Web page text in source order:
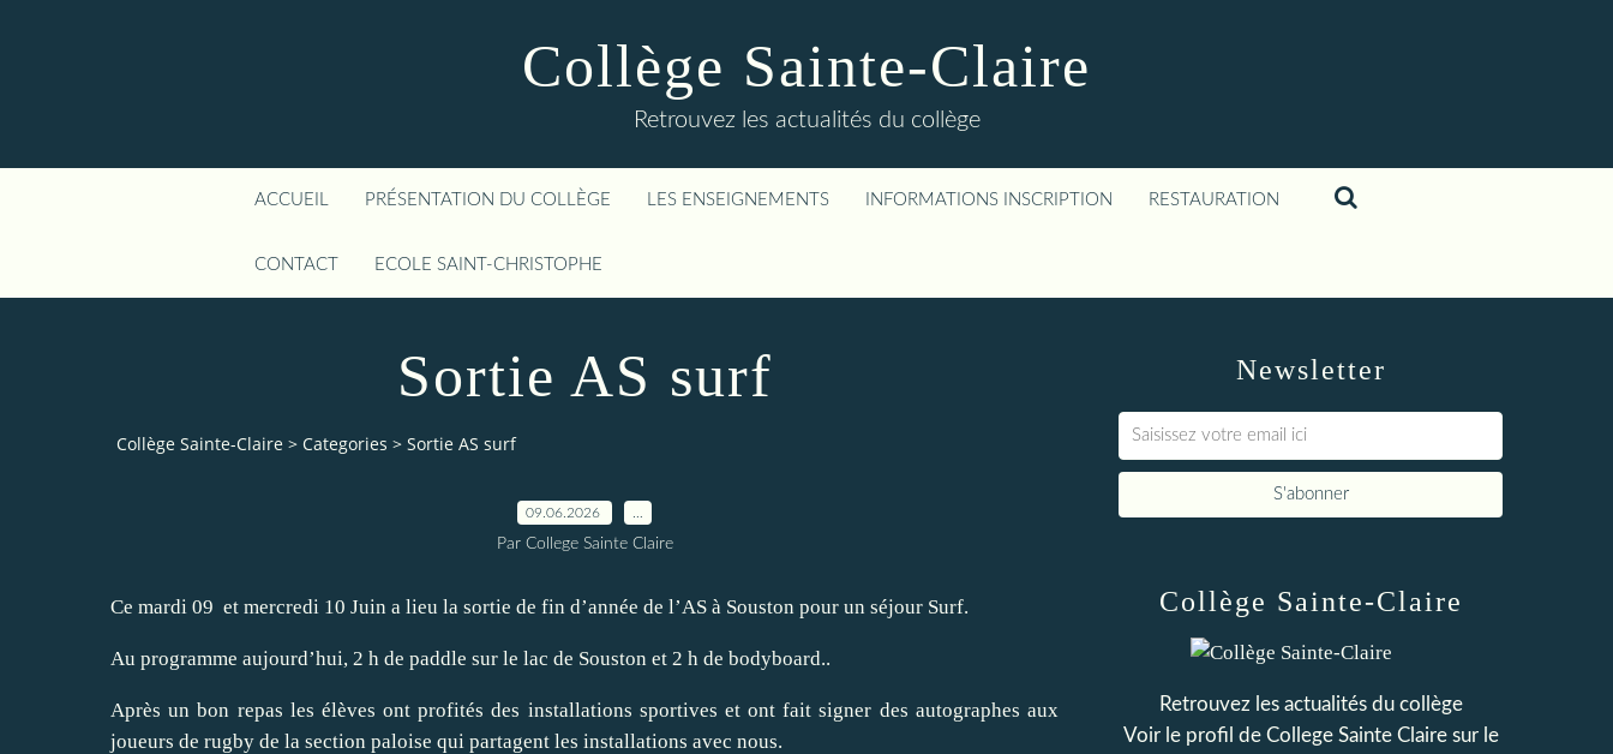
Collège Sainte-Claire
Retrouvez les actualités du collège
ACCUEIL PRÉSENTATION DU COLLÈGE LES ENSEIGNEMENTS INFORMATIONS INSCRIPTION RESTAURATION
CONTACT ECOLE SAINT-CHRISTOPHE
Sortie AS surf
Collège Sainte-Claire > Categories > Sortie AS surf
09.06.2026
Par College Sainte Claire
Ce mardi 09 et mercredi 10 Juin a lieu la sortie de fin d’année de l’AS à Souston pour un séjour Surf.
Au programme aujourd’hui, 2 h de paddle sur le lac de Souston et 2 h de bodyboard..
Après un bon repas les élèves ont profités des installations sportives et ont fait signer des autographes aux
joueurs de rugby de la section paloise qui partagent les installations avec nous.
Newsletter
Collège Sainte-Claire
Retrouvez les actualités du collège
Voir le profil de College Sainte Clairesur le